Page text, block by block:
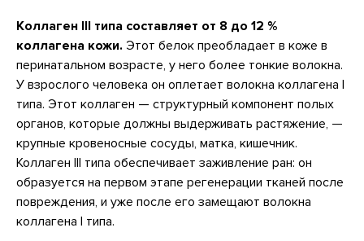
Коллаген III типа составляет от 8 до 12 %
коллагена кожи. Этот белок преобладает в коже в
перинатальном возрасте, у него более тонкие волокна.
У взрослого человека он оплетает волокна коллагена I
типа. Этот коллаген — структурный компонент полых
органов, которые должны выдерживать растяжение, —
крупные кровеносные сосуды, матка, кишечник.
Коллаген III типа обеспечивает заживление ран: он
образуется на первом этапе регенерации тканей после
повреждения, и уже после его замещают волокна
коллагена I типа.